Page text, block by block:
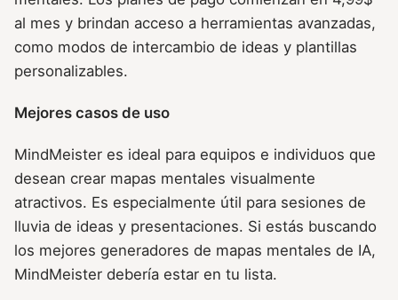
al mes y brindan acceso a herramientas avanzadas,
como modos de intercambio de ideas y plantillas
personalizables.
Mejores casos de uso
MindMeister es ideal para equipos e individuos que
desean crear mapas mentales visualmente
atractivos. Es especialmente útil para sesiones de
lluvia de ideas y presentaciones. Si estás buscando
los mejores generadores de mapas mentales de IA,
MindMeister debería estar en tu lista.